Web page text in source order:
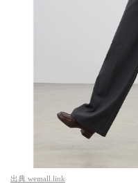
出典 wemall.link